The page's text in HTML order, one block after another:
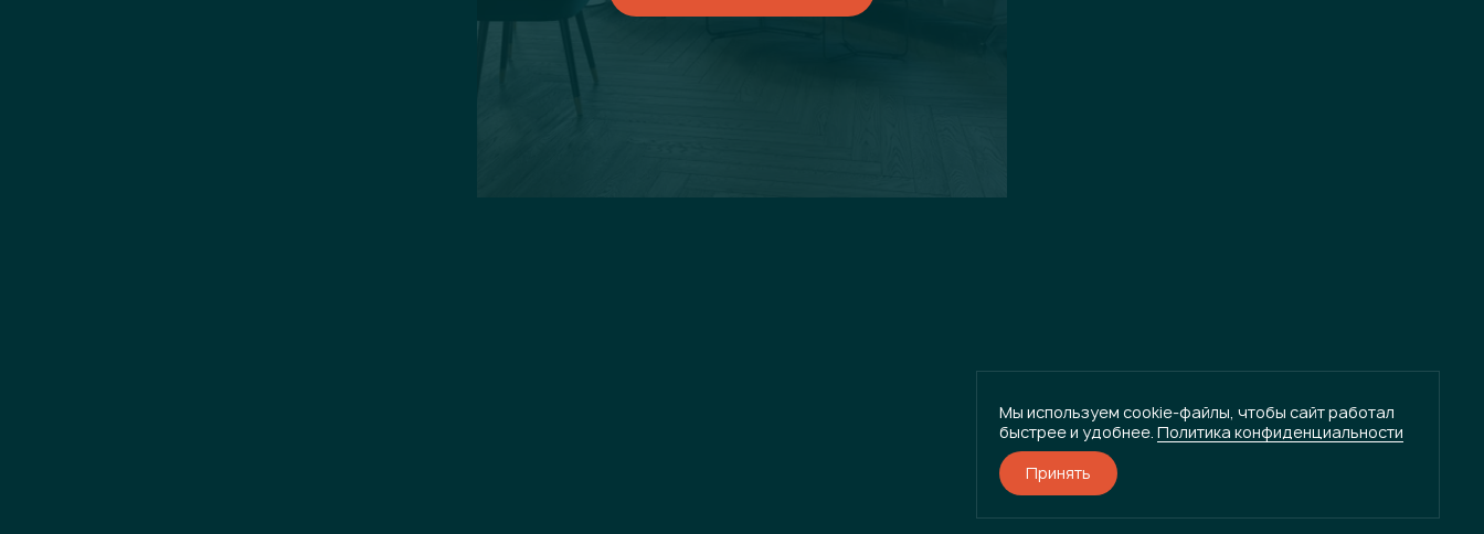
Мы используем cookie-файлы, чтобы сайт работал
быстрее и удобнее. Политика конфиденциальности
Принять